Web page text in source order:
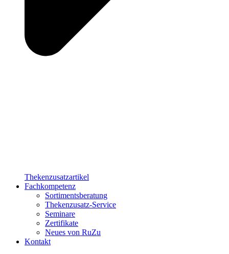
Thekenzusatzartikel
Fachkompetenz
Sortimentsberatung
Thekenzusatz-Service
Seminare
Zertifikate
Neues von RuZu
Kontakt